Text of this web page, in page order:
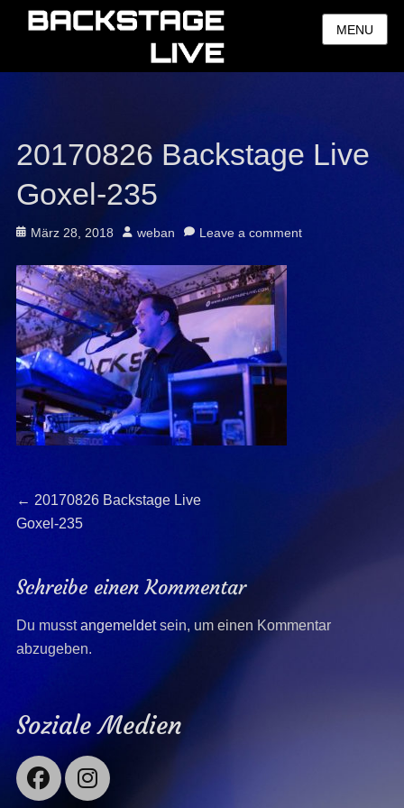
MENU
20170826 Backstage Live
Goxel-235
Posted
März 28, 2018 Author
weban Leave a comment
Beitragsnavigation
← Previous
post:
20170826 Backstage Live
Goxel-235
Schreibe einen Kommentar
Du musstangemeldetsein, um einen Kommentar
abzugeben.
Soziale Medien
Facebook
Instagram